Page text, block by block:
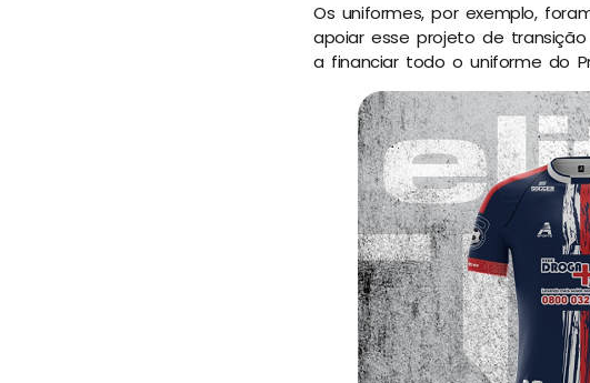
Os uniformes, por exemplo,
apoiar esse projeto de
a financiar todo o uniforme do